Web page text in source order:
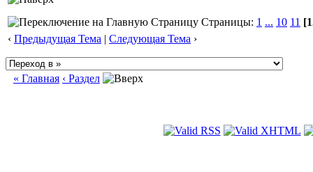
Страницы: 1 ... 10 11
‹ Предыдущая Тема | Следующая Тема ›
« Главная ‹ Раздел